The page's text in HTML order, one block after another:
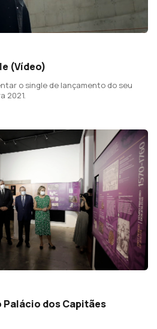
(Vídeo)
o single de lançamento do seu
2021.
dos Capitães